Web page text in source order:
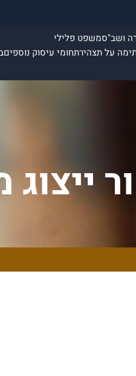
ושב"סמשפט פלילי
על תצהירתחומי עיסוק נוספים
ייצוג